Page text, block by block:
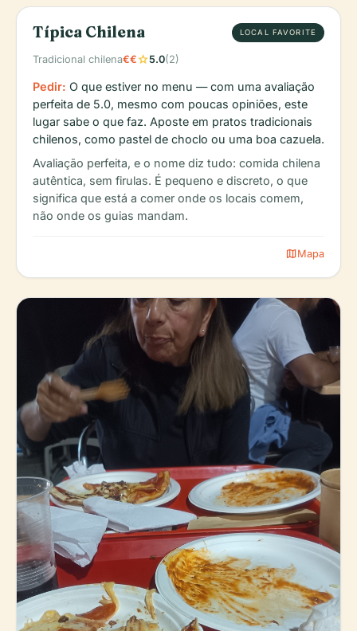
Típica Chilena LOCAL FAVORITE
Tradicional chilena€€star5.0(2)
Pedir: O que estiver no menu — com uma avaliação
perfeita de 5.0, mesmo com poucas opiniões, este
lugar sabe o que faz. Aposte em pratos tradicionais
chilenos, como pastel de choclo ou uma boa cazuela.
Avaliação perfeita, e o nome diz tudo: comida chilena
autêntica, sem firulas. É pequeno e discreto, o que
significa que está a comer onde os locais comem,
não onde os guias mandam.
mapMapa